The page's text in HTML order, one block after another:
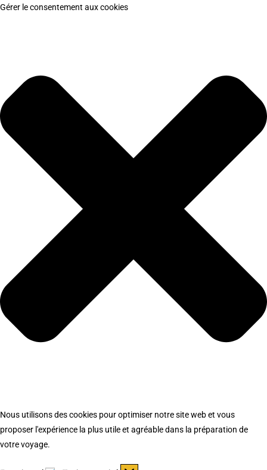
Gérer le consentement aux cookies
Nous utilisons des cookies pour optimiser notre site web et vous
proposer l'expérience la plus utile et agréable dans la préparation de
votre voyage.